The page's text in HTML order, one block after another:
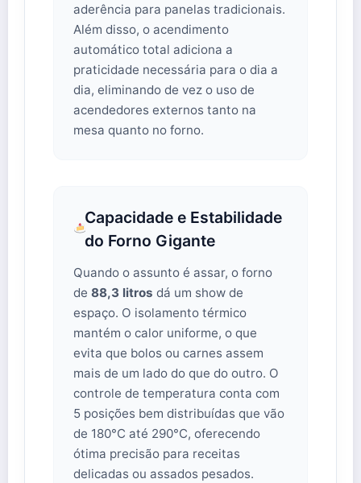
aderência para panelas tradicionais.
Além disso, o acendimento
automático total adiciona a
praticidade necessária para o dia a
dia, eliminando de vez o uso de
acendedores externos tanto na
mesa quanto no forno.
Capacidade e Estabilidade
do Forno Gigante
Quando o assunto é assar, o forno
de 88,3 litros dá um show de
espaço. O isolamento térmico
mantém o calor uniforme, o que
evita que bolos ou carnes assem
mais de um lado do que do outro. O
controle de temperatura conta com
5 posições bem distribuídas que vão
de 180°C até 290°C, oferecendo
ótima precisão para receitas
delicadas ou assados pesados.